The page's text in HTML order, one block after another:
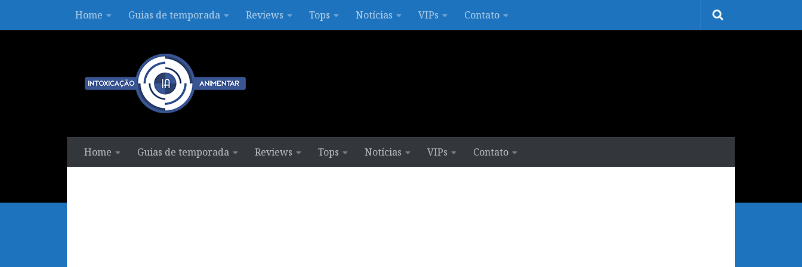
Skip to contentHome Guias de temporada Reviews Tops Notícias VIPs Contato
Home Guias de temporada Reviews Tops Notícias VIPs Contato